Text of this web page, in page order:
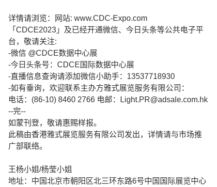
详情请浏览：网站: www.CDC-Expo.com
「CDCE2023」及已经开通微信、今日头条等公共电子平
台，敬请关注:
-微信 @CDCE数据中心展
-今日头条号：CDCE国际数据中心展
-直播信息查询请添加微信小助手：13537718930
-如有垂询，欢迎联系主办方雅式展览服务有限公司：
电话：(86-10) 8460 2766 电邮：Light.PR@adsale.com.hk
--完--
如蒙刊登，敬请惠赐样报。
此稿由香港雅式展览服务有限公司发出，详情请与市场推
广部联络。
王杨小姐/杨莹小姐
地址：中国北京市朝阳区北三环东路6号中国国际展览中心